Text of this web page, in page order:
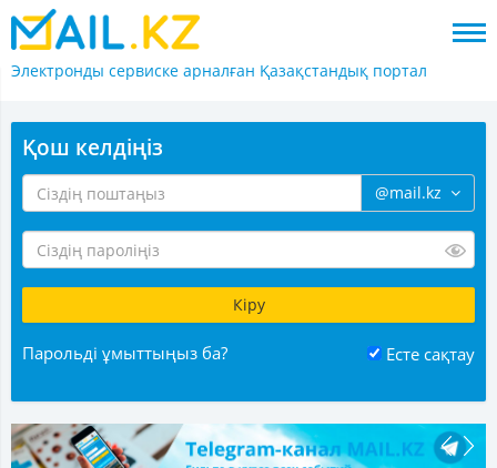
Электронды сервиске арналған Қазақстандық портал
Қош келдіңіз
@mail.kz
Парольді ұмыттыңыз ба? Есте сақтау